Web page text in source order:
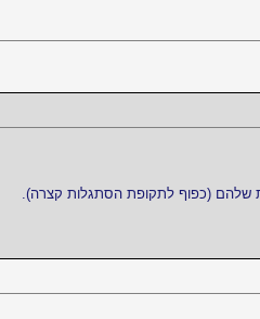
שלהם (כפוף לתקופת הסתגלות קצרה).